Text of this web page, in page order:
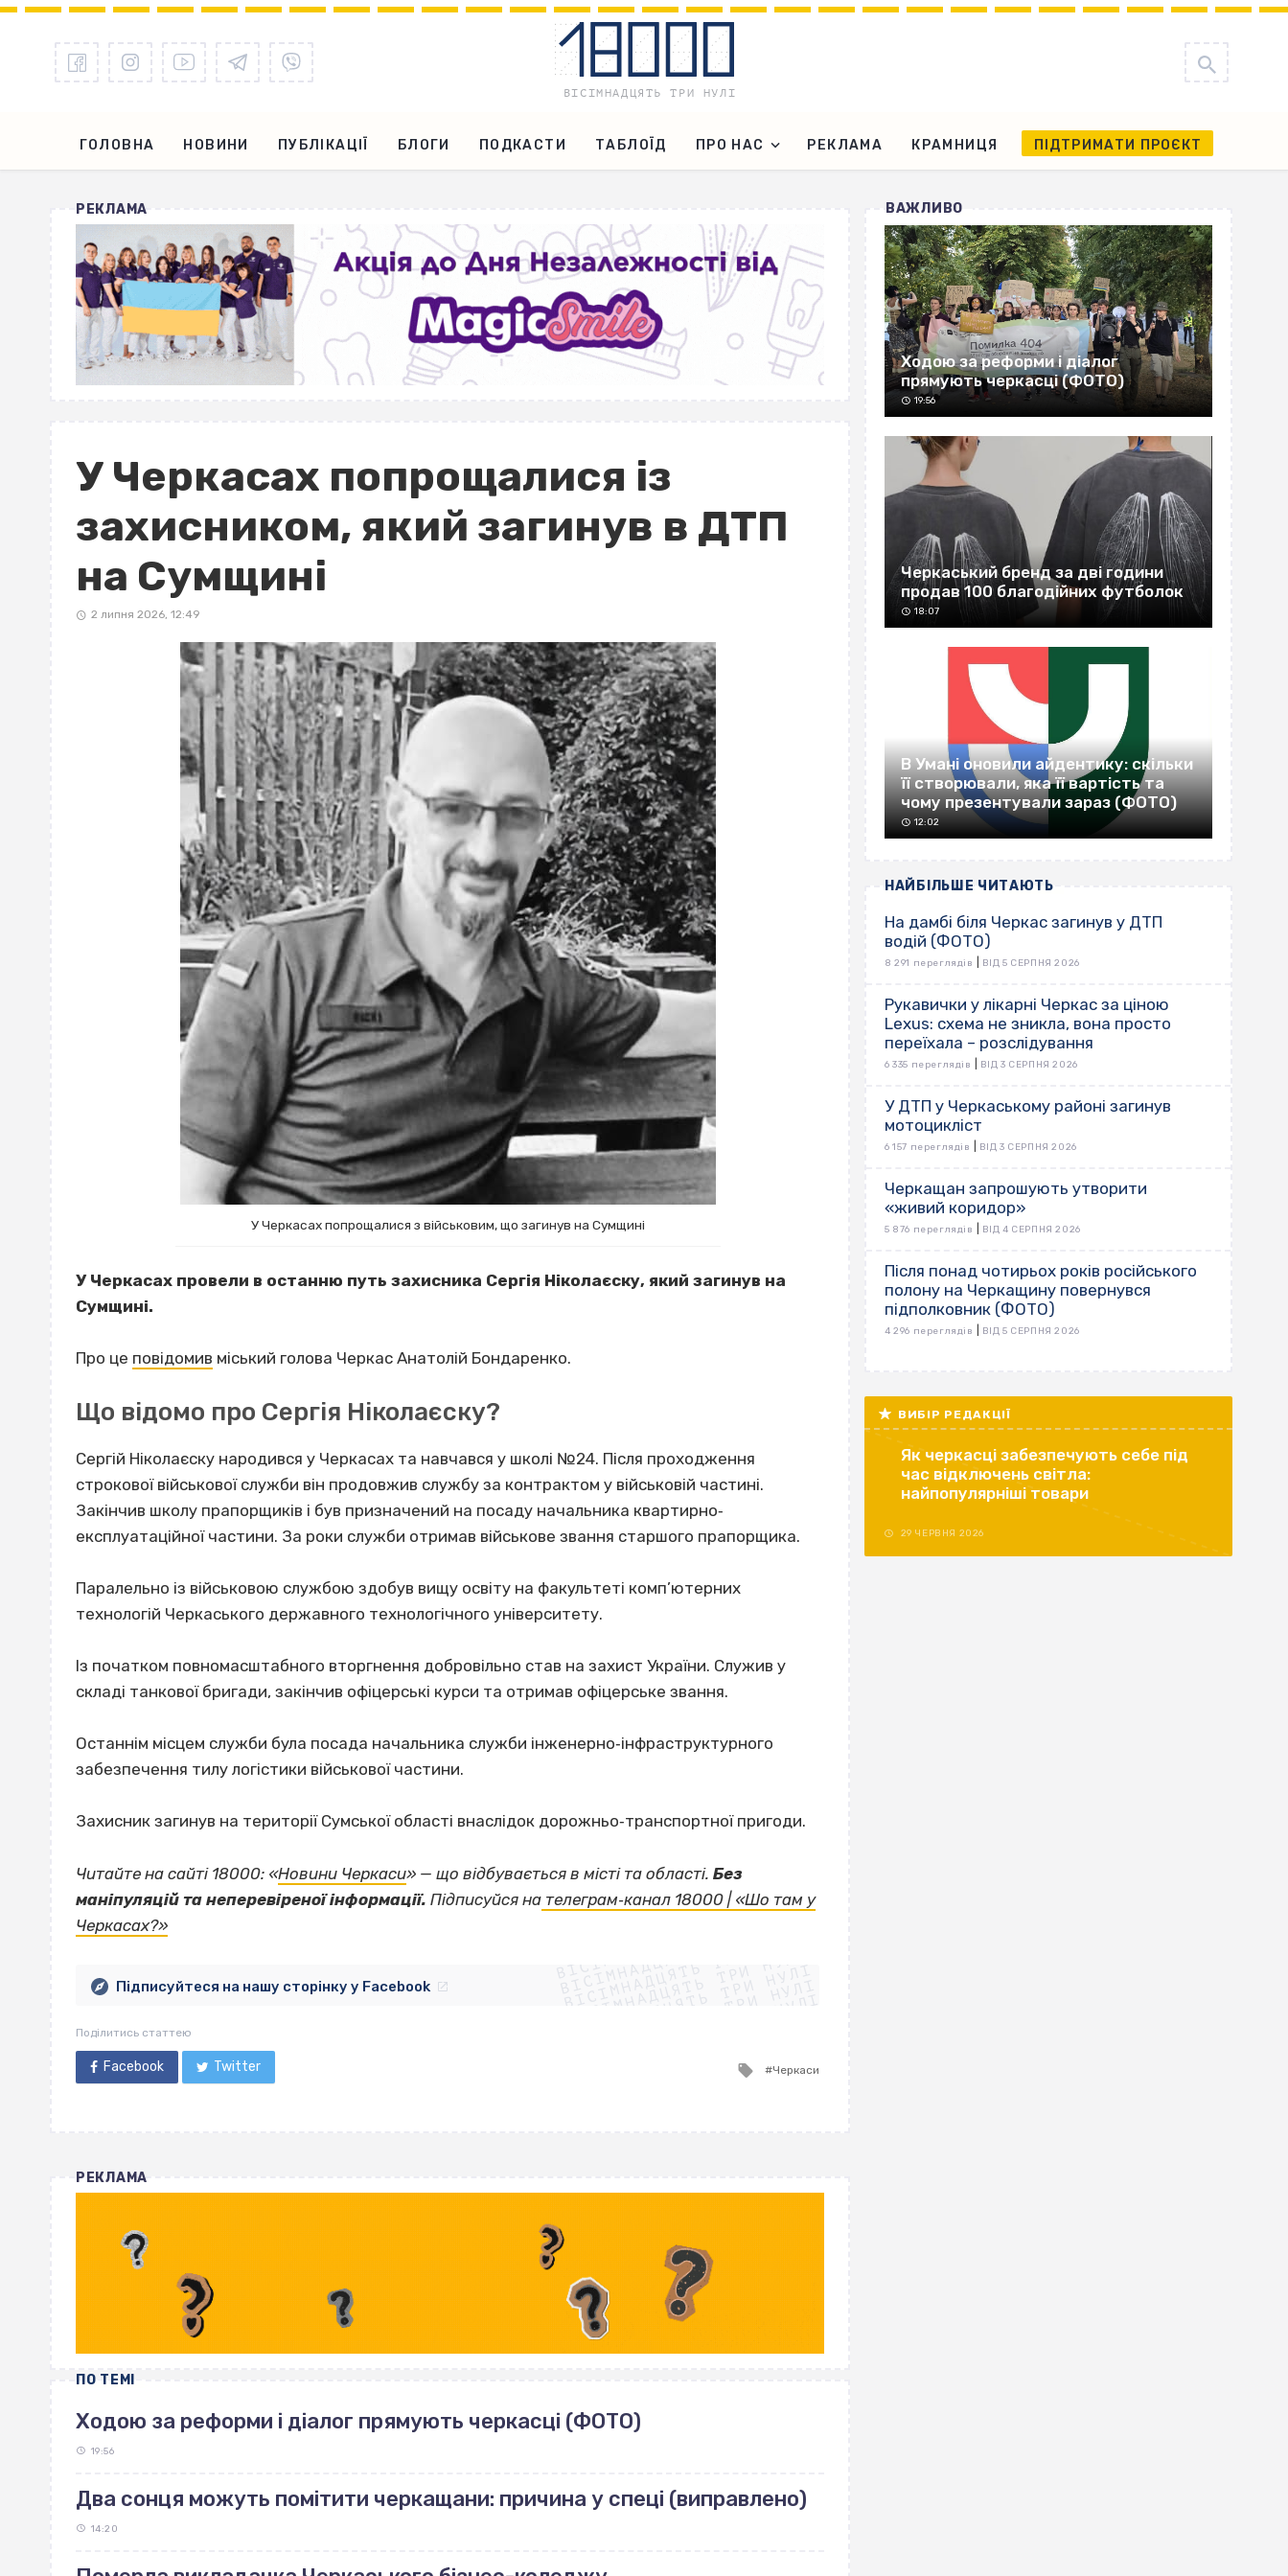
ГОЛОВНА НОВИНИ ПУБЛІКАЦІЇ БЛОГИ ПОДКАСТИ ТАБЛОЇД ПРО НАС РЕКЛАМА КРАМНИЦЯ ПІДТРИМАТИ ПРОЄКТ
РЕКЛАМА
У Черкасах попрощалися із
захисником, який загинув в ДТП
на Сумщині
2 липня 2026, 12:49
У Черкасах попрощалися з військовим, що загинув на Сумщині
У Черкасах провели в останню путь захисника Сергія Ніколаєску, який загинув на
Сумщині.
Про це повідомив міський голова Черкас Анатолій Бондаренко.
Що відомо про Сергія Ніколаєску?
Сергій Ніколаєску народився у Черкасах та навчався у школі №24. Після проходження
строкової військової служби він продовжив службу за контрактом у військовій частині.
Закінчив школу прапорщиків і був призначений на посаду начальника квартирно‐
експлуатаційної частини. За роки служби отримав військове звання старшого прапорщика.
Паралельно із військовою службою здобув вищу освіту на факультеті комп’ютерних
технологій Черкаського державного технологічного університету.
Із початком повномасштабного вторгнення добровільно став на захист України. Служив у
складі танкової бригади, закінчив офіцерські курси та отримав офіцерське звання.
Останнім місцем служби була посада начальника служби інженерно‐інфраструктурного
забезпечення тилу логістики військової частини.
Захисник загинув на території Сумської області внаслідок дорожньо‐транспортної пригоди.
Читайте на сайті 18000: «Новини Черкаси» — що відбувається в місті та області. Без
маніпуляцій та неперевіреної інформації. Підписуйся на телеграм‐канал 18000 | «Шо там у
Черкасах?»
ВІСІМНАДЦЯТЬ ТРИ НУЛІ
ВІСІМНАДЦЯТЬ ТРИ НУЛІ
ВІСІМНАДЦЯТЬ ТРИ НУЛІ
ВІСІМНАДЦЯТЬ ТРИ НУЛІ
ВІСІМНАДЦЯТЬ ТРИ НУЛІ
ВІСІМНАДЦЯТЬ ТРИ НУЛІ
ВІСІМНАДЦЯТЬ ТРИ НУЛІ
ВІСІМНАДЦЯТЬ ТРИ НУЛІ
Підписуйтеся на нашу сторінку у Facebook
Поділитись статтею
Facebook Twitter
Tagged
Черкаси
РЕКЛАМА
ПО ТЕМІ
Ходою за реформи і діалог прямують черкасці (ФОТО)
19:56
Два сонця можуть помітити черкащани: причина у спеці (виправлено)
14:20
ВАЖЛИВО
Ходою за реформи і діалог
прямують черкасці (ФОТО)
19:56
Черкаський бренд за дві години
продав 100 благодійних футболок
18:07
В Умані оновили айдентику: скільки
її створювали, яка її вартість та
чому презентували зараз (ФОТО)
12:02
НАЙБІЛЬШЕ ЧИТАЮТЬ
На дамбі біля Черкас загинув у ДТП
водій (ФОТО)
8 291 переглядів ВІД 5 СЕРПНЯ 2026
Рукавички у лікарні Черкас за ціною
Lexus: схема не зникла, вона просто
переїхала – розслідування
6 335 переглядів ВІД 3 СЕРПНЯ 2026
У ДТП у Черкаському районі загинув
мотоцикліст
6 157 переглядів ВІД 3 СЕРПНЯ 2026
Черкащан запрошують утворити
«живий коридор»
5 876 переглядів ВІД 4 СЕРПНЯ 2026
Після понад чотирьох років російського
полону на Черкащину повернувся
підполковник (ФОТО)
4 296 переглядів ВІД 5 СЕРПНЯ 2026
ВИБІР РЕДАКЦІЇ
Як черкасці забезпечують себе під
час відключень світла:
найпопулярніші товари
29 ЧЕРВНЯ 2026